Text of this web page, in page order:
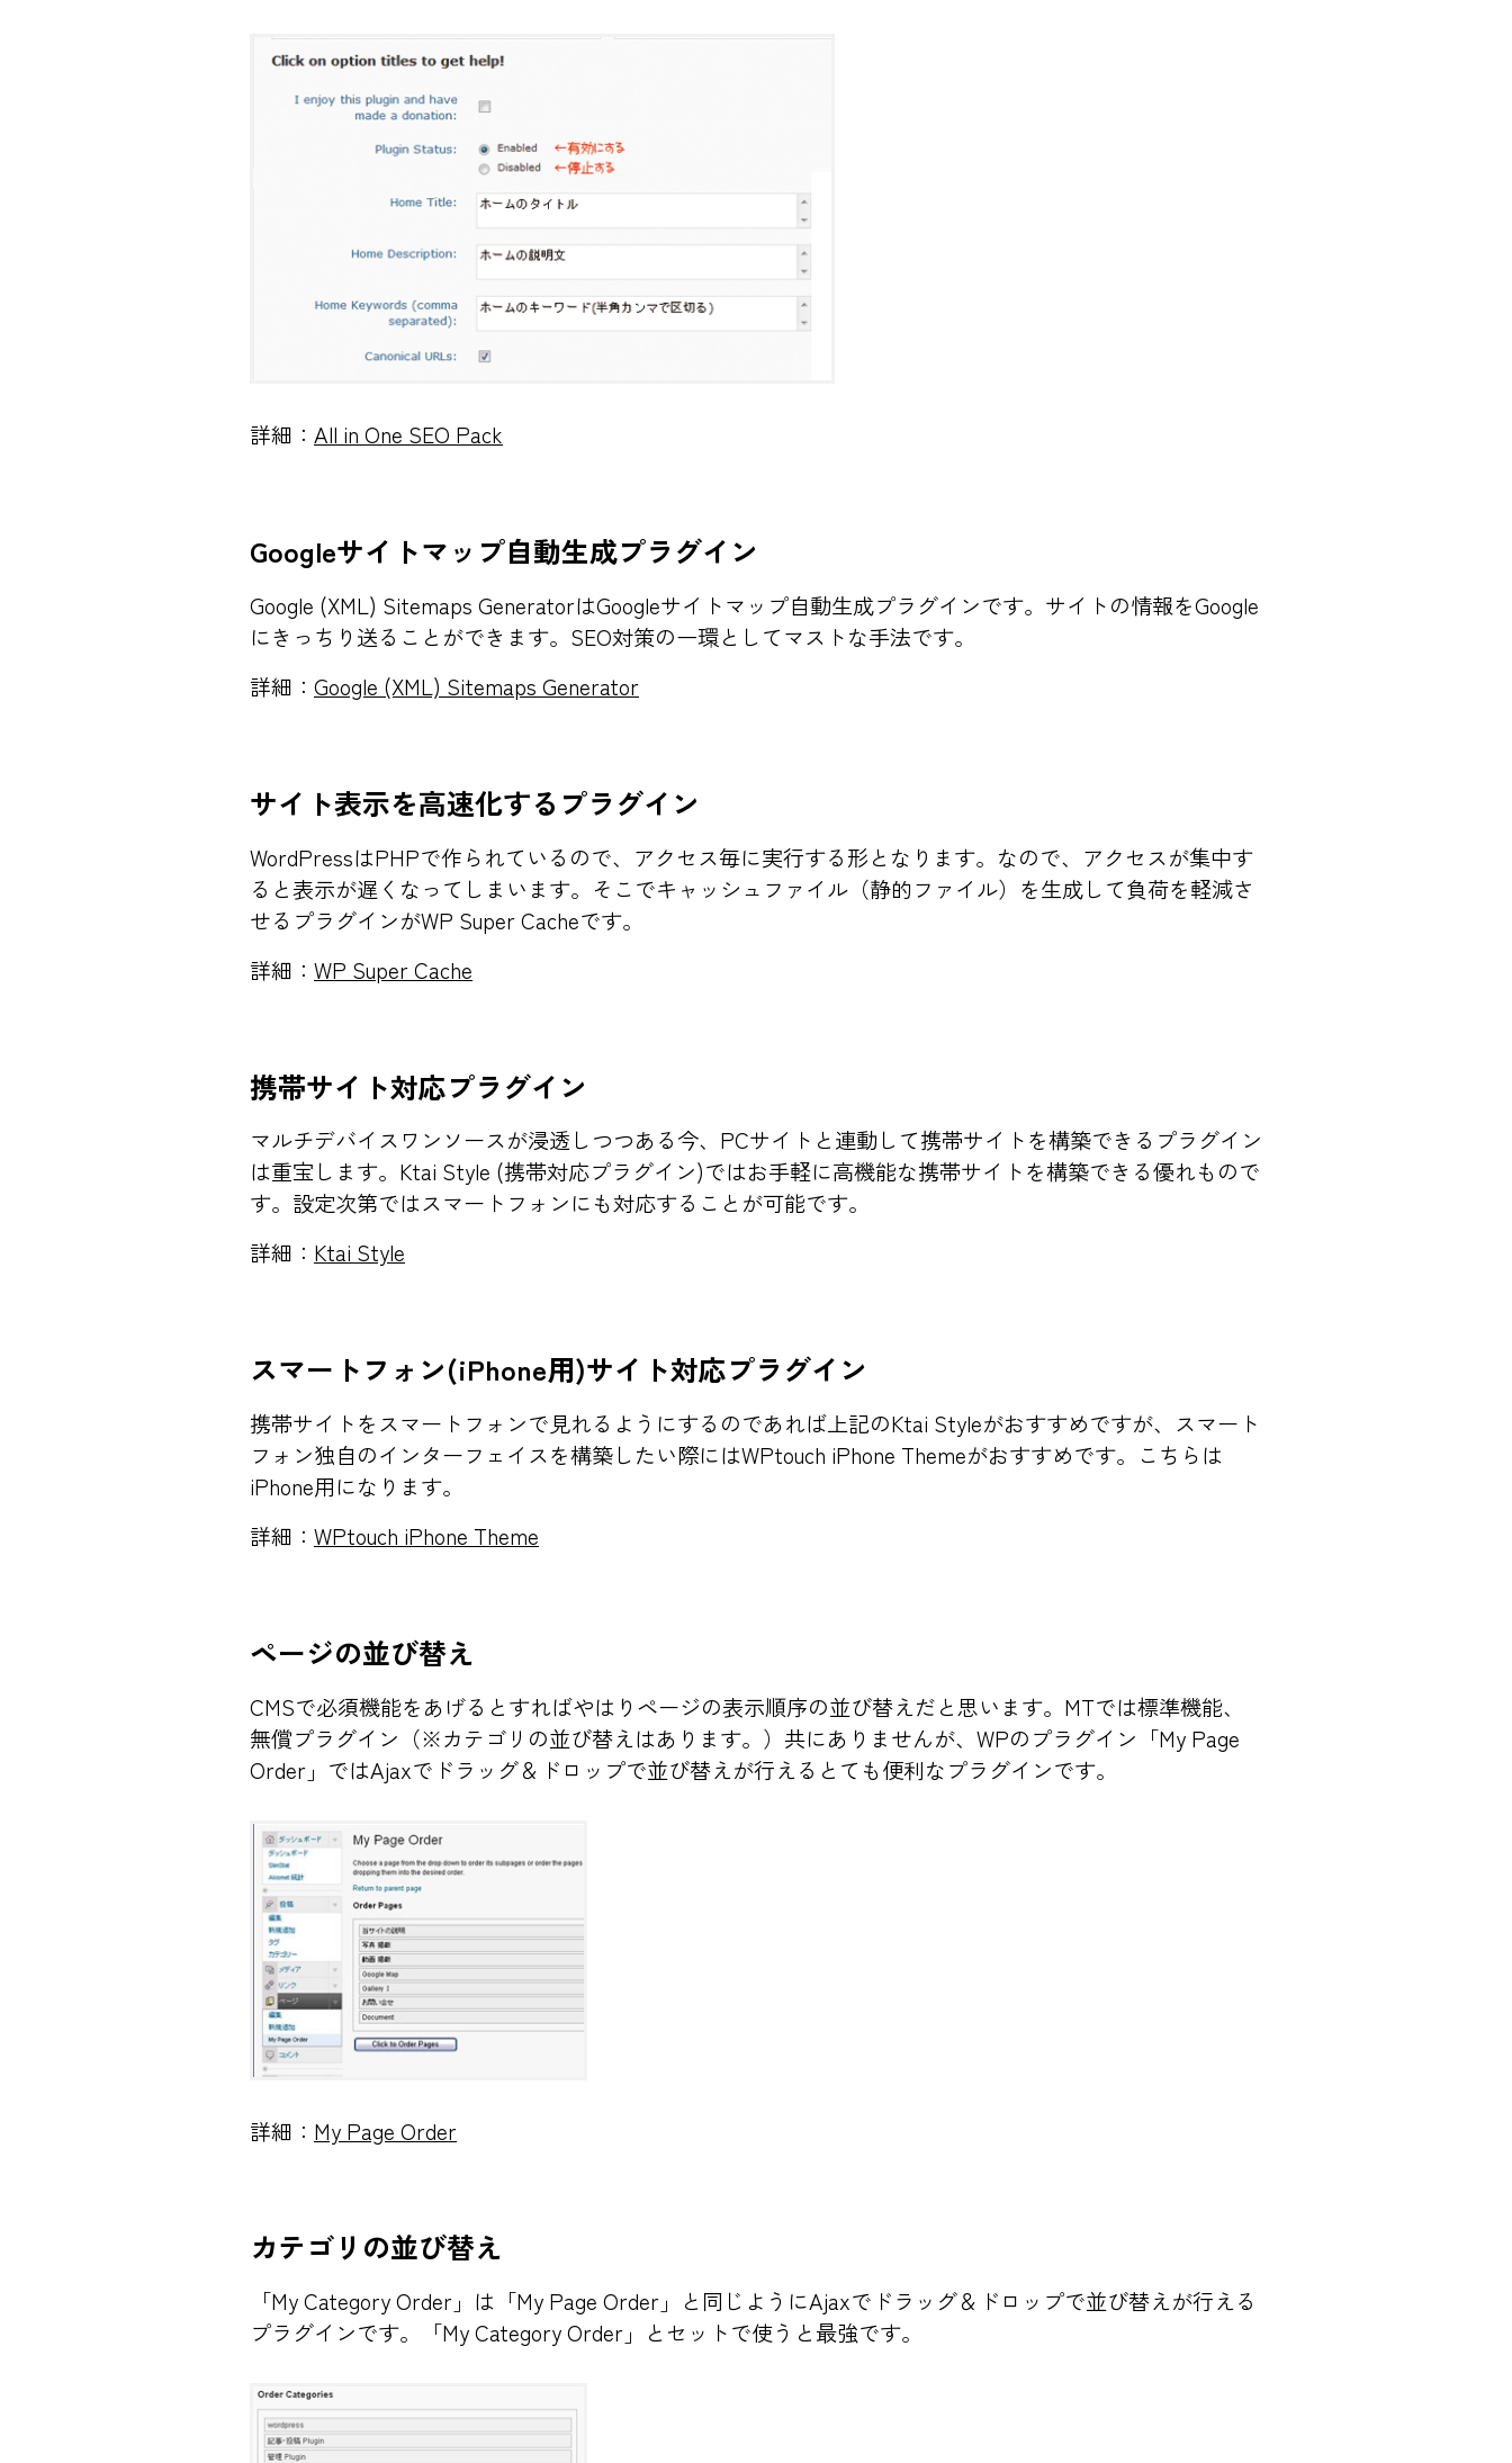
詳細： All in One SEO Pack
Googleサイトマップ自動生成プラグイン
Google (XML) Sitemaps GeneratorはGoogleサイトマップ自動生成プラグインです。サイトの情報をGoogle
にきっちり送ることができます。SEO対策の一環としてマストな手法です。
詳細： Google (XML) Sitemaps Generator
サイト表示を高速化するプラグイン
WordPressはPHPで作られているので、アクセス毎に実行する形となります。なので、アクセスが集中す
ると表示が遅くなってしまいます。そこでキャッシュファイル（静的ファイル）を生成して負荷を軽減さ
せるプラグインがWP Super Cacheです。
詳細： WP Super Cache
携帯サイト対応プラグイン
マルチデバイスワンソースが浸透しつつある今、PCサイトと連動して携帯サイトを構築できるプラグイン
は重宝します。Ktai Style (携帯対応プラグイン)ではお手軽に高機能な携帯サイトを構築できる優れもので
す。設定次第ではスマートフォンにも対応することが可能です。
詳細： Ktai Style
スマートフォン(iPhone用)サイト対応プラグイン
携帯サイトをスマートフォンで見れるようにするのであれば上記のKtai Styleがおすすめですが、スマート
フォン独自のインターフェイスを構築したい際にはWPtouch iPhone Themeがおすすめです。こちらは
iPhone用になります。
詳細： WPtouch iPhone Theme
ページの並び替え
CMSで必須機能をあげるとすればやはりページの表示順序の並び替えだと思います。MTでは標準機能、
無償プラグイン（※カテゴリの並び替えはあります。）共にありませんが、WPのプラグイン「My Page
Order」ではAjaxでドラッグ＆ドロップで並び替えが行えるとても便利なプラグインです。
詳細： My Page Order
カテゴリの並び替え
「My Category Order」は「My Page Order」と同じようにAjaxでドラッグ＆ドロップで並び替えが行える
プラグインです。「My Category Order」とセットで使うと最強です。